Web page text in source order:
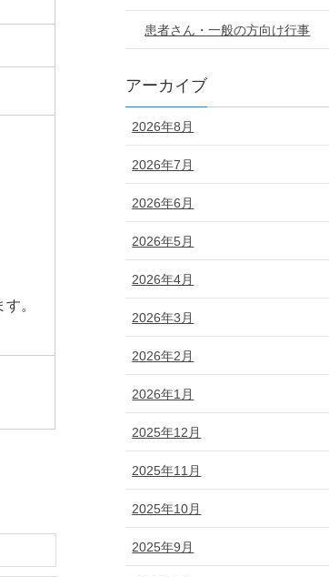
。
患者さん・一般の方向け行事
アーカイブ
2026年8月
2026年7月
2026年6月
2026年5月
2026年4月
2026年3月
2026年2月
2026年1月
2025年12月
2025年11月
2025年10月
2025年9月